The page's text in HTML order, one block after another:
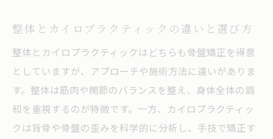
整体とカイロプラクティックの違いと選び方
整体とカイロプラクティックはどちらも骨盤矯正を得意
としていますが、アプローチや施術方法に違いがありま
す。整体は筋肉や関節のバランスを整え、身体全体の調
和を重視するのが特徴です。一方、カイロプラクティッ
クは背骨や骨盤の歪みを科学的に分析し、手技で矯正す